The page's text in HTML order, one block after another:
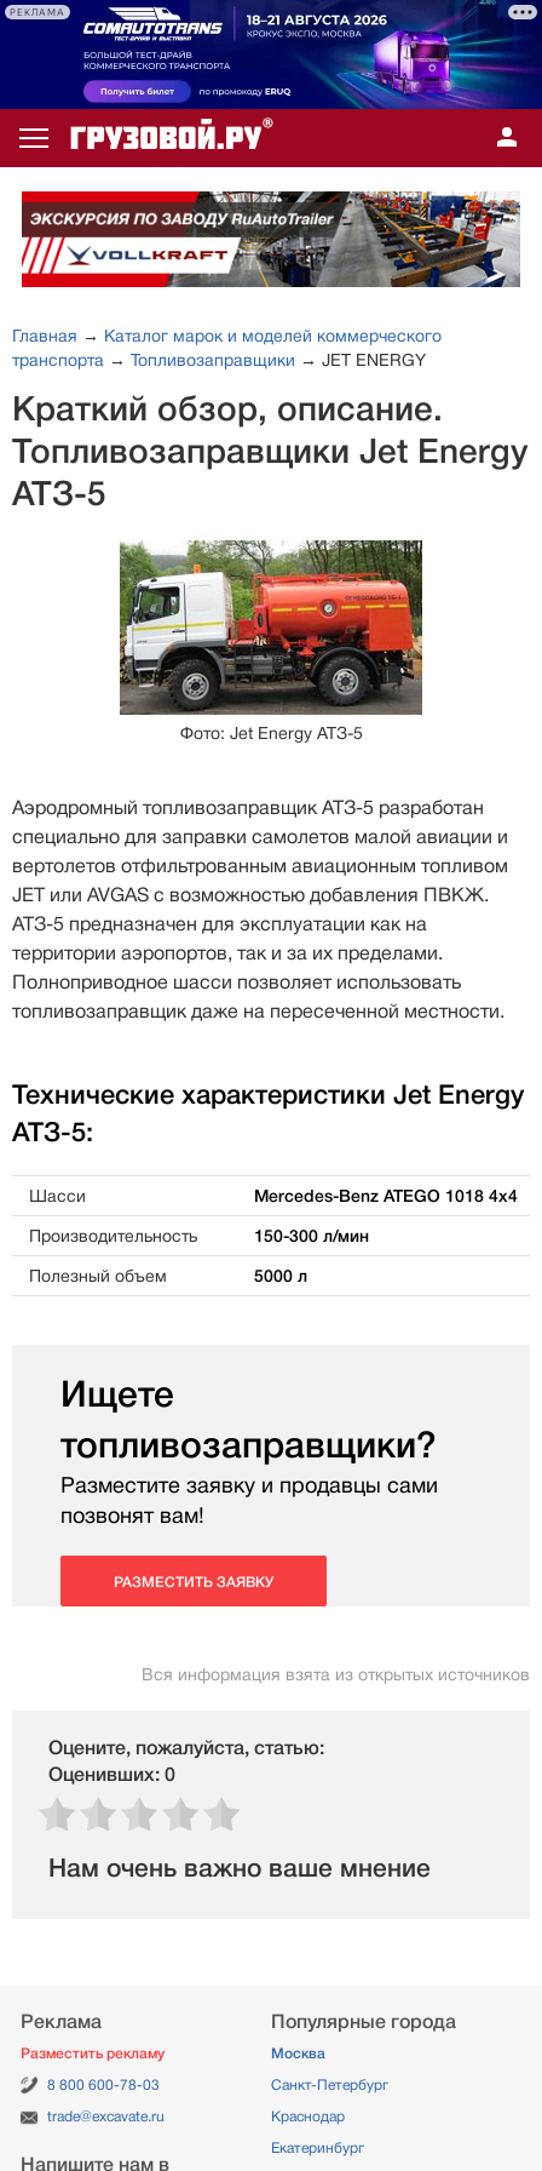
РЕКЛАМА
Главная → Каталог марок и моделей коммерческого
транспорта → Топливозаправщики → JET ENERGY
Краткий обзор, описание.
Топливозаправщики Jet Energy
АТЗ-5
Фото: Jet Energy АТЗ-5
Аэродромный топливозаправщик АТЗ-5 разработан
специально для заправки самолетов малой авиации и
вертолетов отфильтрованным авиационным топливом
JET или AVGAS с возможностью добавления ПВКЖ.
АТЗ-5 предназначен для эксплуатации как на
территории аэропортов, так и за их пределами.
Полноприводное шасси позволяет использовать
топливозаправщик даже на пересеченной местности.
Технические характеристики Jet Energy
АТЗ-5:
Шасси Mercedes-Benz ATEGO 1018 4x4
Производительность 150-300 л/мин
Полезный объем 5000 л
Ищете
топливозаправщики?
Разместите заявку и продавцы сами
позвонят вам!
РАЗМЕСТИТЬ ЗАЯВКУ
Вся информация взята из открытых источников
Оцените, пожалуйста, статью:
Оценивших: 0
Нам очень важно ваше мнение
Реклама
Разместить рекламу
8 800 600-78-03
trade@excavate.ru
Напишите нам в
Популярные города
Москва
Санкт-Петербург
Краснодар
Екатеринбург